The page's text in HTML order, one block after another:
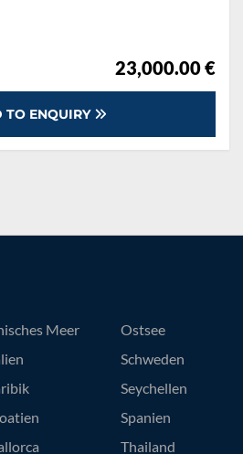
23,000.00 €
TO ENQUIRY
Meer
Ostsee
Schweden
Seychellen
Spanien
Thailand